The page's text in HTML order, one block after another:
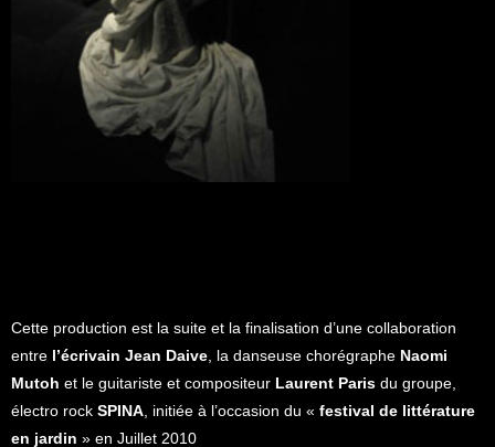
Cette production est la suite et la finalisation d’une collaboration
entre l’écrivain Jean Daive , la danseuse chorégraphe Naomi
Mutoh et le guitariste et compositeur Laurent Paris du groupe,
électro rock SPINA , initiée à l’occasion du « festival de littérature
en jardin » en Juillet 2010